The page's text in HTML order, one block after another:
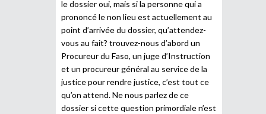
le dossier oui, mais si la personne qui a
prononcé le non lieu est actuellement au
point d’arrivée du dossier, qu’attendez-
vous au fait? trouvez-nous d’abord un
Procureur du Faso, un juge d’Instruction
et un procureur général au service de la
justice pour rendre justice, c’est tout ce
qu’on attend. Ne nous parlez de ce
dossier si cette question primordiale n’est